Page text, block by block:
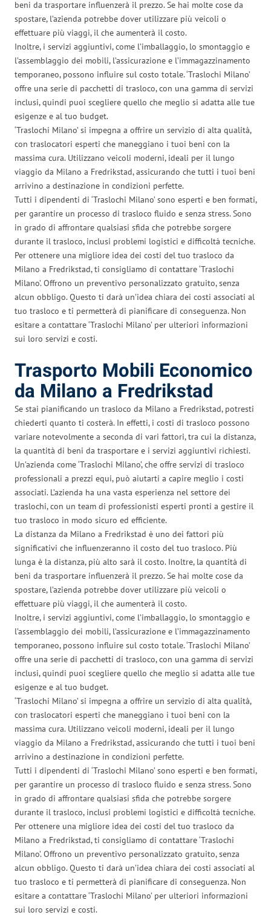
beni da trasportare influenzerà il prezzo. Se hai molte cose da
spostare, l’azienda potrebbe dover utilizzare più veicoli o
effettuare più viaggi, il che aumenterà il costo.
Inoltre, i servizi aggiuntivi, come l’imballaggio, lo smontaggio e
l’assemblaggio dei mobili, l’assicurazione e l’immagazzinamento
temporaneo, possono influire sul costo totale. ‘Traslochi Milano’
offre una serie di pacchetti di trasloco, con una gamma di servizi
inclusi, quindi puoi scegliere quello che meglio si adatta alle tue
esigenze e al tuo budget.
‘Traslochi Milano’ si impegna a offrire un servizio di alta qualità,
con traslocatori esperti che maneggiano i tuoi beni con la
massima cura. Utilizzano veicoli moderni, ideali per il lungo
viaggio da Milano a Fredrikstad, assicurando che tutti i tuoi beni
arrivino a destinazione in condizioni perfette.
Tutti i dipendenti di ‘Traslochi Milano’ sono esperti e ben formati,
per garantire un processo di trasloco fluido e senza stress. Sono
in grado di affrontare qualsiasi sfida che potrebbe sorgere
durante il trasloco, inclusi problemi logistici e difficoltà tecniche.
Per ottenere una migliore idea dei costi del tuo trasloco da
Milano a Fredrikstad, ti consigliamo di contattare ‘Traslochi
Milano’. Offrono un preventivo personalizzato gratuito, senza
alcun obbligo. Questo ti darà un’idea chiara dei costi associati al
tuo trasloco e ti permetterà di pianificare di conseguenza. Non
esitare a contattare ‘Traslochi Milano’ per ulteriori informazioni
sui loro servizi e costi.
Trasporto Mobili Economico
da Milano a Fredrikstad
Se stai pianificando un trasloco da Milano a Fredrikstad, potresti
chiederti quanto ti costerà. In effetti, i costi di trasloco possono
variare notevolmente a seconda di vari fattori, tra cui la distanza,
la quantità di beni da trasportare e i servizi aggiuntivi richiesti.
Un’azienda come ‘Traslochi Milano’, che offre servizi di trasloco
professionali a prezzi equi, può aiutarti a capire meglio i costi
associati. L’azienda ha una vasta esperienza nel settore dei
traslochi, con un team di professionisti esperti pronti a gestire il
tuo trasloco in modo sicuro ed efficiente.
La distanza da Milano a Fredrikstad è uno dei fattori più
significativi che influenzeranno il costo del tuo trasloco. Più
lunga è la distanza, più alto sarà il costo. Inoltre, la quantità di
beni da trasportare influenzerà il prezzo. Se hai molte cose da
spostare, l’azienda potrebbe dover utilizzare più veicoli o
effettuare più viaggi, il che aumenterà il costo.
Inoltre, i servizi aggiuntivi, come l’imballaggio, lo smontaggio e
l’assemblaggio dei mobili, l’assicurazione e l’immagazzinamento
temporaneo, possono influire sul costo totale. ‘Traslochi Milano’
offre una serie di pacchetti di trasloco, con una gamma di servizi
inclusi, quindi puoi scegliere quello che meglio si adatta alle tue
esigenze e al tuo budget.
‘Traslochi Milano’ si impegna a offrire un servizio di alta qualità,
con traslocatori esperti che maneggiano i tuoi beni con la
massima cura. Utilizzano veicoli moderni, ideali per il lungo
viaggio da Milano a Fredrikstad, assicurando che tutti i tuoi beni
arrivino a destinazione in condizioni perfette.
Tutti i dipendenti di ‘Traslochi Milano’ sono esperti e ben formati,
per garantire un processo di trasloco fluido e senza stress. Sono
in grado di affrontare qualsiasi sfida che potrebbe sorgere
durante il trasloco, inclusi problemi logistici e difficoltà tecniche.
Per ottenere una migliore idea dei costi del tuo trasloco da
Milano a Fredrikstad, ti consigliamo di contattare ‘Traslochi
Milano’. Offrono un preventivo personalizzato gratuito, senza
alcun obbligo. Questo ti darà un’idea chiara dei costi associati al
tuo trasloco e ti permetterà di pianificare di conseguenza. Non
esitare a contattare ‘Traslochi Milano’ per ulteriori informazioni
sui loro servizi e costi.